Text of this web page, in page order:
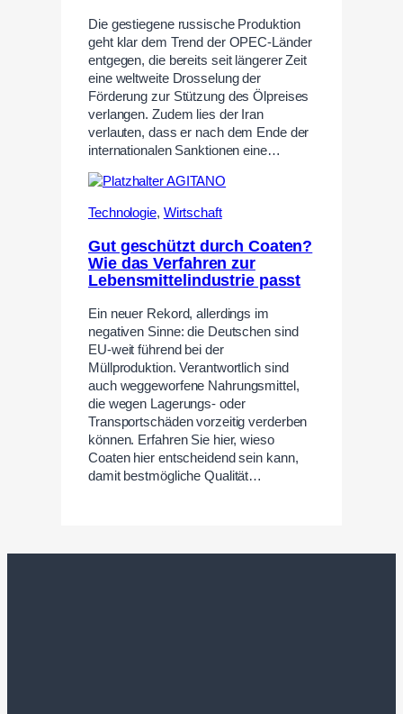
Die gestiegene russische Produktion
geht klar dem Trend der OPEC-Länder
entgegen, die bereits seit längerer Zeit
eine weltweite Drosselung der
Förderung zur Stützung des Ölpreises
verlangen. Zudem lies der Iran
verlauten, dass er nach dem Ende der
internationalen Sanktionen eine…
Technologie, Wirtschaft
Gut geschützt durch Coaten?
Wie das Verfahren zur
Lebensmittelindustrie passt
Ein neuer Rekord, allerdings im
negativen Sinne: die Deutschen sind
EU-weit führend bei der
Müllproduktion. Verantwortlich sind
auch weggeworfene Nahrungsmittel,
die wegen Lagerungs- oder
Transportschäden vorzeitig verderben
können. Erfahren Sie hier, wieso
Coaten hier entscheidend sein kann,
damit bestmögliche Qualität…